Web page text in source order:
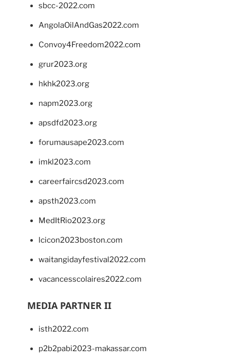
sbcc-2022.com
AngolaOilAndGas2022.com
Convoy4Freedom2022.com
grur2023.org
hkhk2023.org
napm2023.org
apsdfd2023.org
forumausape2023.com
imkl2023.com
careerfaircsd2023.com
apsth2023.com
MedItRio2023.org
lcicon2023boston.com
waitangidayfestival2022.com
vacancesscolaires2022.com
MEDIA PARTNER II
isth2022.com
p2b2pabi2023-makassar.com